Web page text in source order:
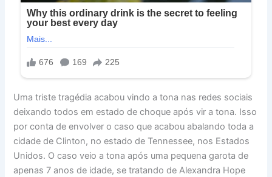
Uma triste tragédia acabou vindo a tona nas redes sociais
deixando todos em estado de choque após vir a tona. Isso
por conta de envolver o caso que acabou abalando toda a
cidade de Clinton, no estado de Tennessee, nos Estados
Unidos. O caso veio a tona após uma pequena garota de
apenas 7 anos de idade, se tratando de Alexandra Hope